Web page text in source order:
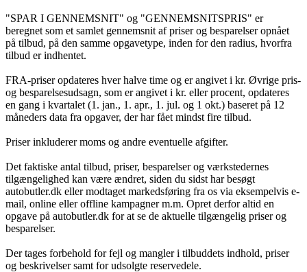
"SPAR I GENNEMSNIT" og "GENNEMSNITSPRIS" er
beregnet som et samlet gennemsnit af priser og besparelser opnået
på tilbud, på den samme opgavetype, inden for den radius, hvorfra
tilbud er indhentet.
FRA-priser opdateres hver halve time og er angivet i kr. Øvrige pris-
og besparelsesudsagn, som er angivet i kr. eller procent, opdateres
en gang i kvartalet (1. jan., 1. apr., 1. jul. og 1 okt.) baseret på 12
måneders data fra opgaver, der har fået mindst fire tilbud.
Priser inkluderer moms og andre eventuelle afgifter.
Det faktiske antal tilbud, priser, besparelser og værkstedernes
tilgængelighed kan være ændret, siden du sidst har besøgt
autobutler.dk eller modtaget markedsføring fra os via eksempelvis e-
mail, online eller offline kampagner m.m. Opret derfor altid en
opgave på autobutler.dk for at se de aktuelle tilgængelig priser og
besparelser.
Der tages forbehold for fejl og mangler i tilbuddets indhold, priser
og beskrivelser samt for udsolgte reservedele.